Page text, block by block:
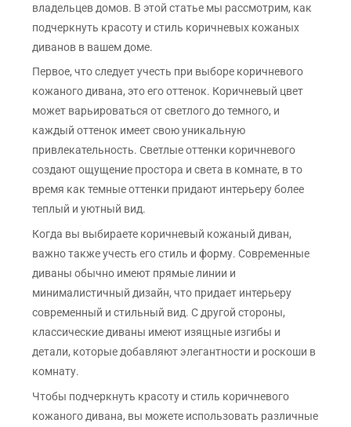
владельцев домов. В этой статье мы рассмотрим, как
подчеркнуть красоту и стиль коричневых кожаных
диванов в вашем доме.
Первое, что следует учесть при выборе коричневого
кожаного дивана, это его оттенок. Коричневый цвет
может варьироваться от светлого до темного, и
каждый оттенок имеет свою уникальную
привлекательность. Светлые оттенки коричневого
создают ощущение простора и света в комнате, в то
время как темные оттенки придают интерьеру более
теплый и уютный вид.
Когда вы выбираете коричневый кожаный диван,
важно также учесть его стиль и форму. Современные
диваны обычно имеют прямые линии и
минималистичный дизайн, что придает интерьеру
современный и стильный вид. С другой стороны,
классические диваны имеют изящные изгибы и
детали, которые добавляют элегантности и роскоши в
комнату.
Чтобы подчеркнуть красоту и стиль коричневого
кожаного дивана, вы можете использовать различные